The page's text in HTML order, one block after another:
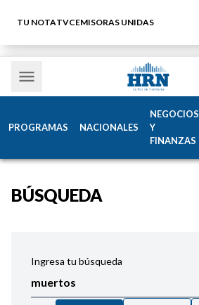
TU NOTATVCEMISORAS UNIDAS
PROGRAMAS NACIONALES
NEGOCIOS
Y
FINANZAS
BÚSQUEDA
Ingresa tu búsqueda